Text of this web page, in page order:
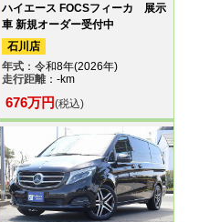
ハイエース FOCSフィーカ 展示
車 新規オーダー受付中
石川店
年式：令和8年(2026年)
走行距離：-km
676万円(税込)